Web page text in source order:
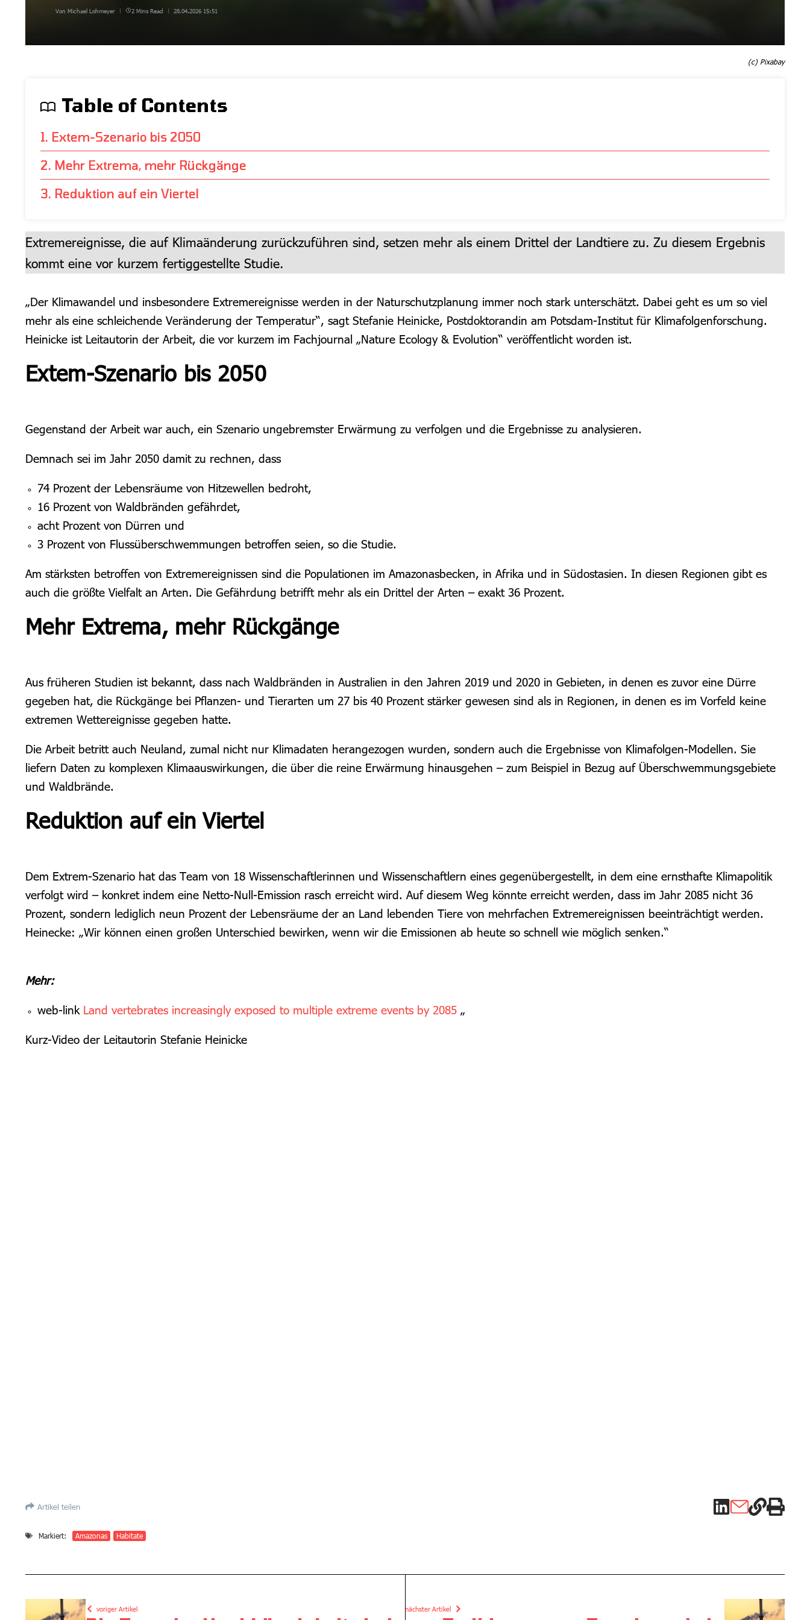
Von Michael Lohmeyer 2 Mins Read 28.04.2026 15:51
(c) Pixabay
Table of Contents
1. Extem-Szenario bis 2050
2. Mehr Extrema, mehr Rückgänge
3. Reduktion auf ein Viertel
Extremereignisse, die auf Klimaänderung zurückzuführen sind, setzen mehr als einem Drittel der Landtiere zu. Zu diesem Ergebnis
kommt eine vor kurzem fertiggestellte Studie.
„Der Klimawandel und insbesondere Extremereignisse werden in der Naturschutzplanung immer noch stark unterschätzt. Dabei geht es um so viel
mehr als eine schleichende Veränderung der Temperatur“, sagt Stefanie Heinicke, Postdoktorandin am Potsdam-Institut für Klimafolgenforschung.
Heinicke ist Leitautorin der Arbeit, die vor kurzem im Fachjournal „Nature Ecology & Evolution“ veröffentlicht worden ist.
Extem-Szenario bis 2050
Gegenstand der Arbeit war auch, ein Szenario ungebremster Erwärmung zu verfolgen und die Ergebnisse zu analysieren.
Demnach sei im Jahr 2050 damit zu rechnen, dass
74 Prozent der Lebensräume von Hitzewellen bedroht,
16 Prozent von Waldbränden gefährdet,
acht Prozent von Dürren und
3 Prozent von Flussüberschwemmungen betroffen seien, so die Studie.
Am stärksten betroffen von Extremereignissen sind die Populationen im Amazonasbecken, in Afrika und in Südostasien. In diesen Regionen gibt es
auch die größte Vielfalt an Arten. Die Gefährdung betrifft mehr als ein Drittel der Arten – exakt 36 Prozent.
Mehr Extrema, mehr Rückgänge
Aus früheren Studien ist bekannt, dass nach Waldbränden in Australien in den Jahren 2019 und 2020 in Gebieten, in denen es zuvor eine Dürre
gegeben hat, die Rückgänge bei Pflanzen- und Tierarten um 27 bis 40 Prozent stärker gewesen sind als in Regionen, in denen es im Vorfeld keine
extremen Wettereignisse gegeben hatte.
Die Arbeit betritt auch Neuland, zumal nicht nur Klimadaten herangezogen wurden, sondern auch die Ergebnisse von Klimafolgen-Modellen. Sie
liefern Daten zu komplexen Klimaauswirkungen, die über die reine Erwärmung hinausgehen – zum Beispiel in Bezug auf Überschwemmungsgebiete
und Waldbrände.
Reduktion auf ein Viertel
Dem Extrem-Szenario hat das Team von 18 Wissenschaftlerinnen und Wissenschaftlern eines gegenübergestellt, in dem eine ernsthafte Klimapolitik
verfolgt wird – konkret indem eine Netto-Null-Emission rasch erreicht wird. Auf diesem Weg könnte erreicht werden, dass im Jahr 2085 nicht 36
Prozent, sondern lediglich neun Prozent der Lebensräume der an Land lebenden Tiere von mehrfachen Extremereignissen beeinträchtigt werden.
Heinecke: „Wir können einen großen Unterschied bewirken, wenn wir die Emissionen ab heute so schnell wie möglich senken.“
Mehr:
web-link Land vertebrates increasingly exposed to multiple extreme events by 2085 „
Kurz-Video der Leitautorin Stefanie Heinicke
Artikel teilen
Markiert: Amazonas Habitate
voriger Artikel nächster Artikel